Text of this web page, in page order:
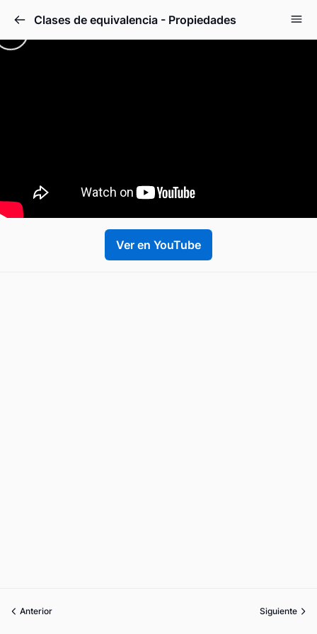
Clases de equivalencia - Propiedades
Ver en YouTube
Anterior Siguiente